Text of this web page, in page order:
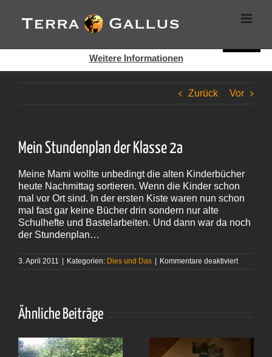
Inhalt
springen
Zurück Vor
Mein Stundenplan der Klasse 2a
Meine Mami wollte unbedingt die alten Kinderbücher
heute Nachmittag sortieren. Wenn die Kinder schon
mal vor Ort sind. In der ersten Kiste waren nun schon
mal fast gar keine Bücher drin sondern nur alte
Schulhefte und Bastelarbeiten. Und dann war da noch
der Stundenplan…
3. April 2011 | Kategorien: Dies und Das | Kommentare deaktiviertfür
Ähnliche Beiträge
Cookies helfen auf auf dieser Seite bei der Bereitstellung der
Dienste. Durch die Nutzung dieser Webseite erklären Sie sich
Weitere Informationen